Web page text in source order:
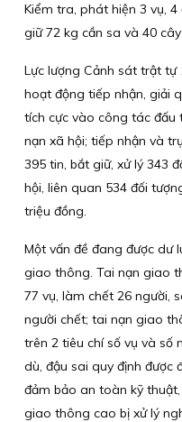
Kiểm tra, phát hiện 3 vụ,
giữ 72 kg cần sa và 40
Lực lượng Cảnh sát trật
hoạt động tiếp nhận, giải
tích cực vào công tác đấu
nạn xã hội; tiếp nhận và
395 tin, bắt giữ, xử lý 343
hội, liên quan 534 đối
triệu đồng.
Một vấn đề đang được dư
giao thông. Tai nạn giao
77 vụ, làm chết 26 người,
người chết; tai nạn giao
trên 2 tiêu chí số vụ và số
dù, đậu sai quy định được
đảm bảo an toàn kỹ
giao thông cao bị xử lý